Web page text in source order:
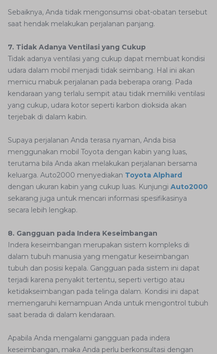
Sebaiknya, Anda tidak mengonsumsi obat-obatan tersebut
saat hendak melakukan perjalanan panjang.
7. Tidak Adanya Ventilasi yang Cukup
Tidak adanya ventilasi yang cukup dapat membuat kondisi
udara dalam mobil menjadi tidak seimbang. Hal ini akan
memicu mabuk perjalanan pada beberapa orang. Pada
kendaraan yang terlalu sempit atau tidak memiliki ventilasi
yang cukup, udara kotor seperti karbon dioksida akan
terjebak di dalam kabin.
Supaya perjalanan Anda terasa nyaman, Anda bisa
menggunakan mobil Toyota dengan kabin yang luas,
terutama bila Anda akan melakukan perjalanan bersama
keluarga. Auto2000 menyediakan Toyota Alphard
dengan ukuran kabin yang cukup luas. Kunjungi Auto2000
sekarang juga untuk mencari informasi spesifikasinya
secara lebih lengkap.
8. Gangguan pada Indera Keseimbangan
Indera keseimbangan merupakan sistem kompleks di
dalam tubuh manusia yang mengatur keseimbangan
tubuh dan posisi kepala. Gangguan pada sistem ini dapat
terjadi karena penyakit tertentu, seperti vertigo atau
ketidakseimbangan pada telinga dalam. Kondisi ini dapat
memengaruhi kemampuan Anda untuk mengontrol tubuh
saat berada di dalam kendaraan.
Apabila Anda mengalami gangguan pada indera
keseimbangan, maka Anda perlu berkonsultasi dengan